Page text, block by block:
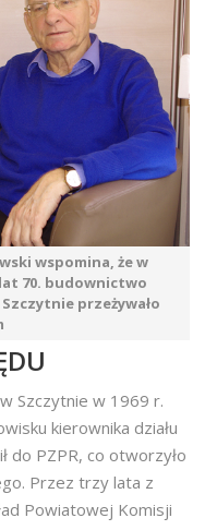
wspomina, że w
70. budownictwo
przeżywało
Szczytnie w 1969 r.
kierownika działu
do PZPR, co otworzyło
Przez trzy lata z
Powiatowej Komisji